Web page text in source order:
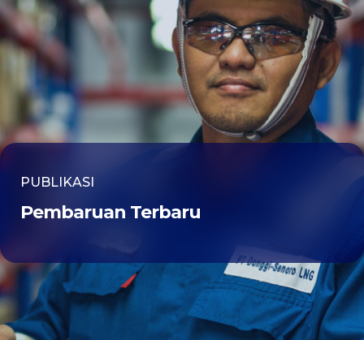
PUBLIKASI
Pembaruan Terbaru